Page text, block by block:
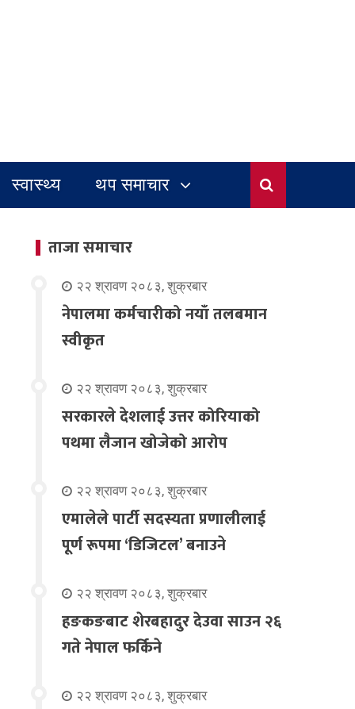
स्वास्थ्य थप समाचार
ताजा समाचार
२२ श्रावण २०८३, शुक्रबार
नेपालमा कर्मचारीको नयाँ तलबमान
स्वीकृत
२२ श्रावण २०८३, शुक्रबार
सरकारले देशलाई उत्तर कोरियाको
पथमा लैजान खोजेको आरोप
२२ श्रावण २०८३, शुक्रबार
एमालेले पार्टी सदस्यता प्रणालीलाई
पूर्ण रूपमा ‘डिजिटल’ बनाउने
२२ श्रावण २०८३, शुक्रबार
हङकङबाट शेरबहादुर देउवा साउन २६
गते नेपाल फर्किने
२२ श्रावण २०८३, शुक्रबार